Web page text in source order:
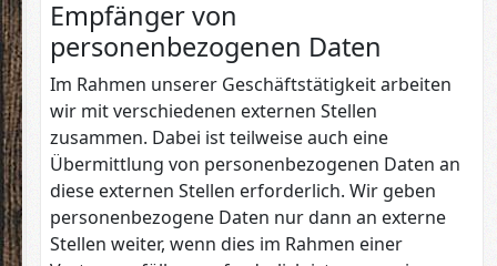
Empfänger von
personenbezogenen Daten
Im Rahmen unserer Geschäftstätigkeit arbeiten
wir mit verschiedenen externen Stellen
zusammen. Dabei ist teilweise auch eine
Übermittlung von personenbezogenen Daten an
diese externen Stellen erforderlich. Wir geben
personenbezogene Daten nur dann an externe
Stellen weiter, wenn dies im Rahmen einer